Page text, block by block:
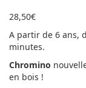
28,50€
A partir de 6 ans,
minutes.
Chromino
en bois !